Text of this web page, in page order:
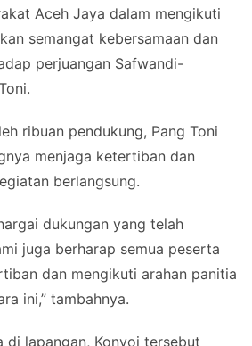
Aceh Jaya dalam mengikuti
semangat kebersamaan dan
perjuangan Safwandi-
ribuan pendukung, Pang Toni
menjaga ketertiban dan
berlangsung.
dukungan yang telah
juga berharap semua peserta
dan mengikuti arahan panitia
ini,” tambahnya.
di lapangan, Konvoi tersebut